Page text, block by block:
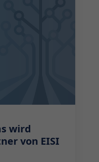
wird
von EISI